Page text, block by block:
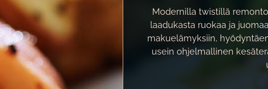
Modernilla twistillä
laadukasta ruokaa ja
makuelämyksiin,
usein ohjelmallinen